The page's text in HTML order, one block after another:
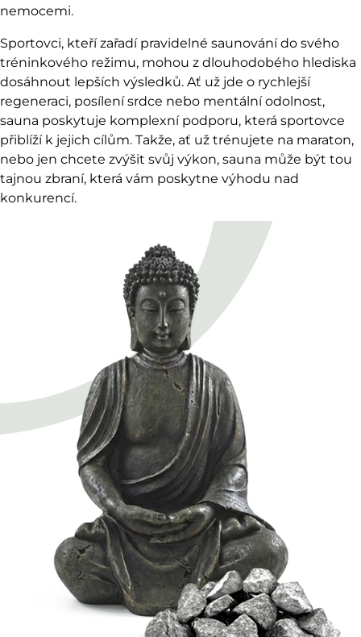
nemocemi.
Sportovci, kteří zařadí pravidelné saunování do svého
tréninkového režimu, mohou z dlouhodobého hlediska
dosáhnout lepších výsledků. Ať už jde o rychlejší
regeneraci, posílení srdce nebo mentální odolnost,
sauna poskytuje komplexní podporu, která sportovce
přiblíží k jejich cílům. Takže, ať už trénujete na maraton,
nebo jen chcete zvýšit svůj výkon, sauna může být tou
tajnou zbraní, která vám poskytne výhodu nad
konkurencí.